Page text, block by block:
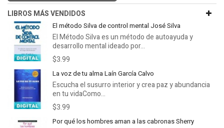
LIBROS MÁS VENDIDOS
El método Silva de control mental José Silva
El Método Silva es un método de autoayuda y
desarrollo mental ideado por...
$3.99
La voz de tu alma Laín García Calvo
Escucha el susurro interior y crea paz y abundancia
en tu vidaComo...
$3.99
Por qué los hombres aman a las cabronas Sherry